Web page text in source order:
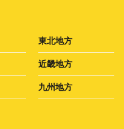
東北地方
近畿地方
九州地方